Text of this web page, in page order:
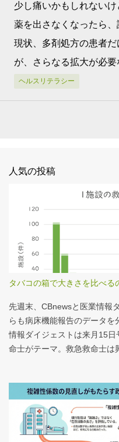
少し痛いかもしれないけ
薬を出さなくなったら、
現状、多剤処方の患者
が、さらなる拡大が必要
ヘルスリテラシー
人気の投稿
タバコの箱で大きさを比べる
先週末、CBnewsと医業情報
らも病床機能報告のデータ
情報ダイジェストは来月15
命士がテーマ。救急救命士は
は、医業情報ダイジェスト
分析結果の一例は下のグラ
基に作成 ※救急救命士の人
計。人数が0人の施設は集計